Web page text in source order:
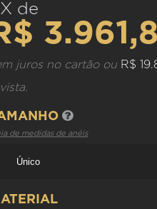
de
juros no cartão ou R$
de medidas de anéis